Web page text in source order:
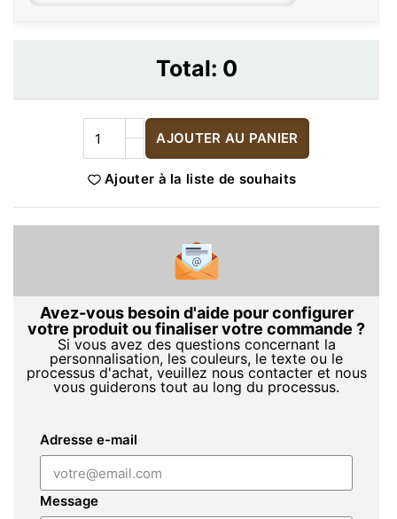
Total: 0
AJOUTER AU PANIER
Ajouter à la liste de souhaits
Avez-vous besoin d'aide pour configurer
votre produit ou finaliser votre commande ?
Si vous avez des questions concernant la
personnalisation, les couleurs, le texte ou le
processus d'achat, veuillez nous contacter et nous
vous guiderons tout au long du processus.
Adresse e-mail
Message